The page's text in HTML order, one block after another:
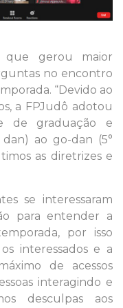
que gerou maior
no encontro
“Devido ao
a FPJudô adotou
de graduação e
ao go-dan (5°
as diretrizes e
se interessaram
para entender a
por isso
interessados e a
de acessos
interagindo e
desculpas aos